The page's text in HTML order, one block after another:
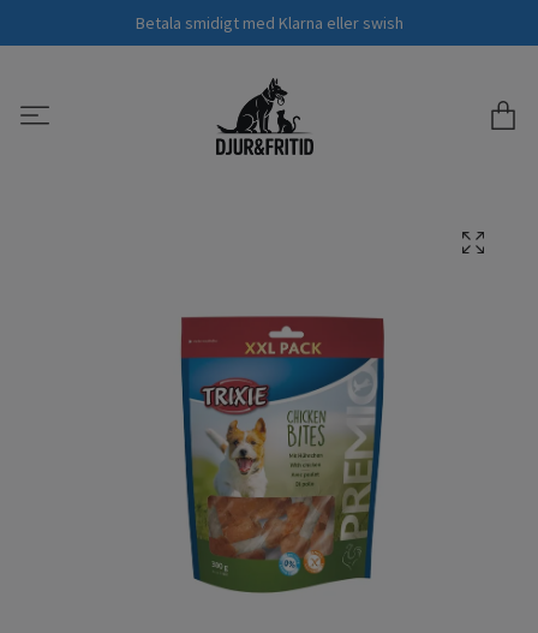
Betala smidigt med Klarna eller swish